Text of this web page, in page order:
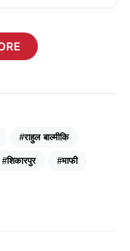
#राहुल बाल्मीकि
#शिकारपुर #माफी